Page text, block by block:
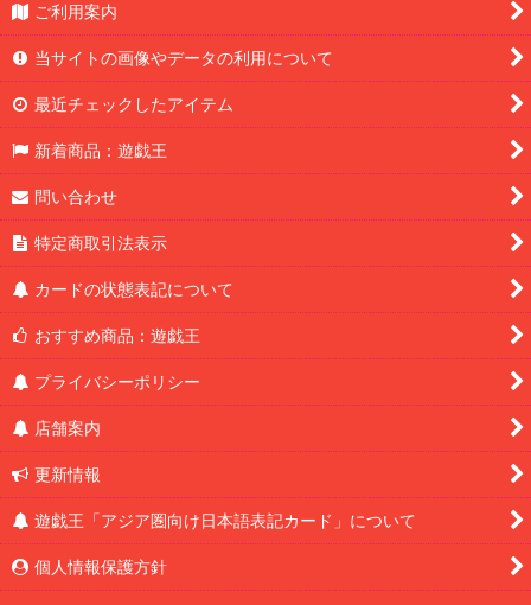
ご利用案内
当サイトの画像やデータの利用について
最近チェックしたアイテム
新着商品：遊戯王
問い合わせ
特定商取引法表示
カードの状態表記について
おすすめ商品：遊戯王
プライバシーポリシー
店舗案内
更新情報
遊戯王「アジア圏向け日本語表記カード」について
個人情報保護方針